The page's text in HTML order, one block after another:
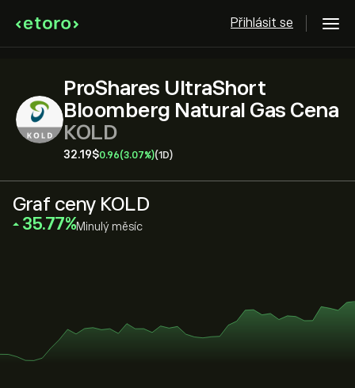
Přihlásit se
ProShares UltraShort
Bloomberg Natural Gas Cena
KOLD
32.19‎$‎0.96(3.07%)(1D)
Graf ceny KOLD
‎35.77‎ Minulý měsíc